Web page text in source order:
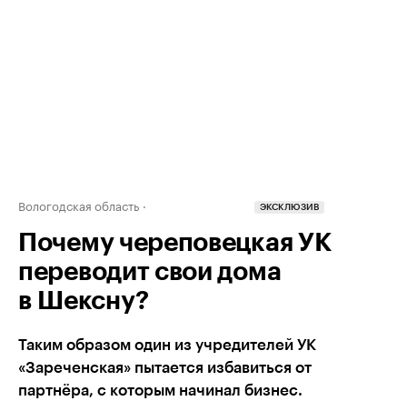
Вологодская область ЭКСКЛЮЗИВ
Почему череповецкая УК
переводит свои дома
в Шексну?
Таким образом один из учредителей УК
«Зареченская» пытается избавиться от
партнёра, с которым начинал бизнес.